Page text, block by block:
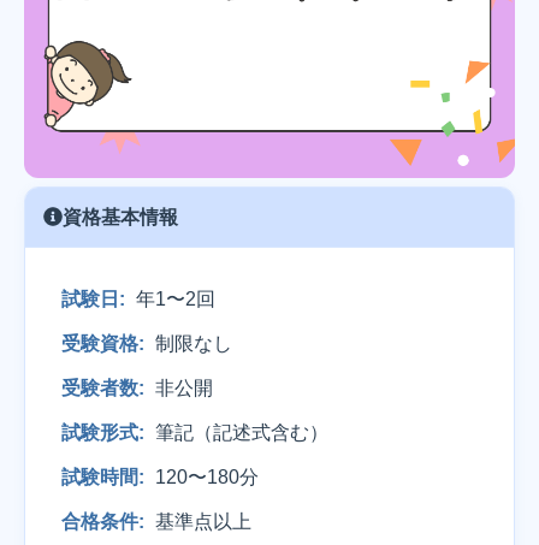
資格基本情報
試験日: 年1〜2回
受験資格: 制限なし
受験者数: 非公開
試験形式: 筆記（記述式含む）
試験時間: 120〜180分
合格条件: 基準点以上